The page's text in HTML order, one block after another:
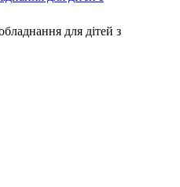
для дітей з